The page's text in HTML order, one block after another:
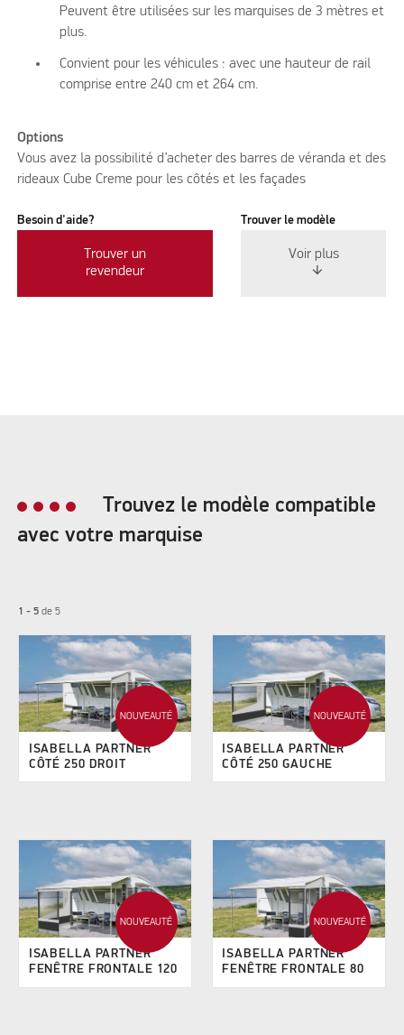
Peuvent être utilisées sur les marquises de 3 mètres et
plus.
Convient pour les véhicules : avec une hauteur de rail
comprise entre 240 cm et 264 cm.
Options
Vous avez la possibilité d’acheter des barres de véranda et des
rideaux Cube Creme pour les côtés et les façades
Besoin d'aide?
Trouver un
revendeur
Trouver le modèle
Voir plus
Trouvez le modèle compatible
avec votre marquise
1 - 5de 5
NOUVEAUTÉ
ISABELLA PARTNER
CÔTÉ 250 DROIT
NOUVEAUTÉ
ISABELLA PARTNER
CÔTÉ 250 GAUCHE
NOUVEAUTÉ
ISABELLA PARTNER
FENÊTRE FRONTALE 120
NOUVEAUTÉ
ISABELLA PARTNER
FENÊTRE FRONTALE 80